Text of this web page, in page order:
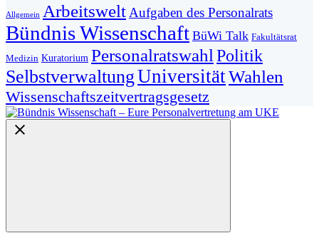
Allgemein Arbeitswelt Aufgaben des Personalrats
Bündnis Wissenschaft BüWi Talk Fakultätsrat
Medizin Kuratorium Personalratswahl Politik
SelbstverwaltungUniversitätWahlen
Wissenschaftszeitvertragsgesetz